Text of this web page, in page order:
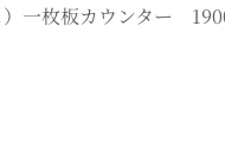
板カウンター 1900